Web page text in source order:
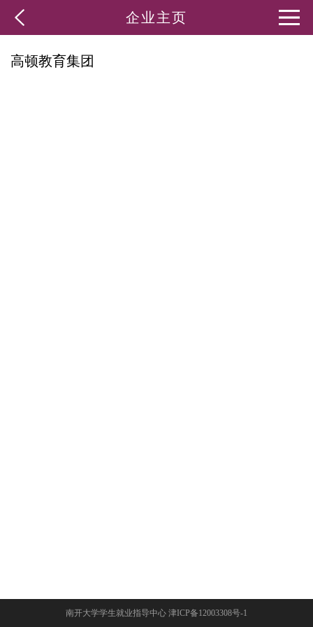
企业主页
高顿教育集团
南开大学学生就业指导中心 津ICP备12003308号-1